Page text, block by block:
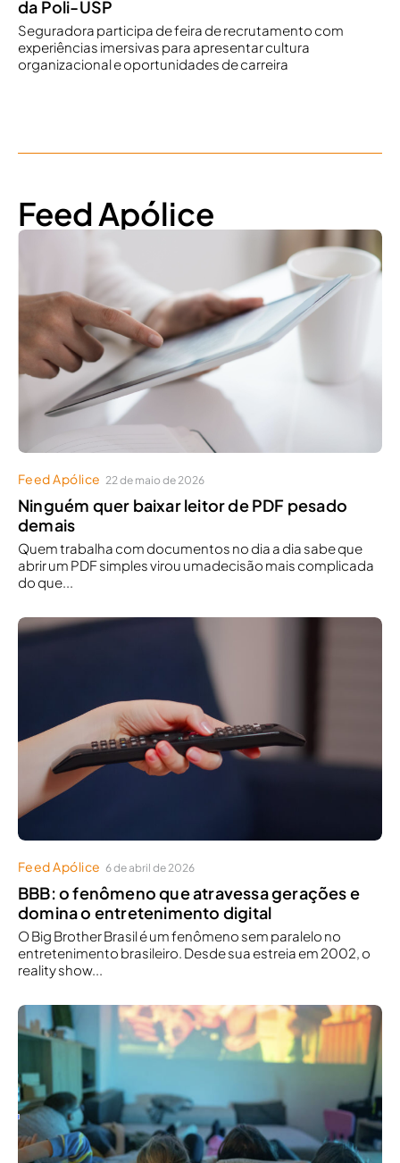
da Poli-USP
Seguradora participa de feira de recrutamento com
experiências imersivas para apresentar cultura
organizacional e oportunidades de carreira
Feed Apólice
Feed Apólice 22 de maio de 2026
Ninguém quer baixar leitor de PDF pesado
demais
Quem trabalha com documentos no dia a dia sabe que
abrir um PDF simples virou umadecisão mais complicada
do que...
Feed Apólice 6 de abril de 2026
BBB: o fenômeno que atravessa gerações e
domina o entretenimento digital
O Big Brother Brasil é um fenômeno sem paralelo no
entretenimento brasileiro. Desde sua estreia em 2002, o
reality show...